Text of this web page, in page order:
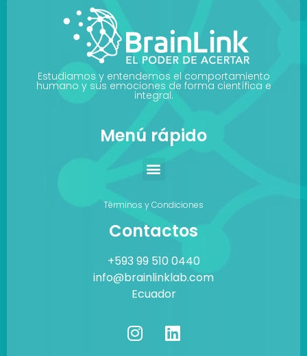
Estudiamos y entendemos el comportamiento
humano y sus emociones de forma científica e
integral.
Menú rápido
Términos y Condiciones
Contactos
+593 99 510 0440
info@brainlinklab.com
Ecuador